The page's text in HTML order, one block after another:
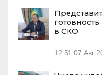
в СКО
12:51 07 Авг